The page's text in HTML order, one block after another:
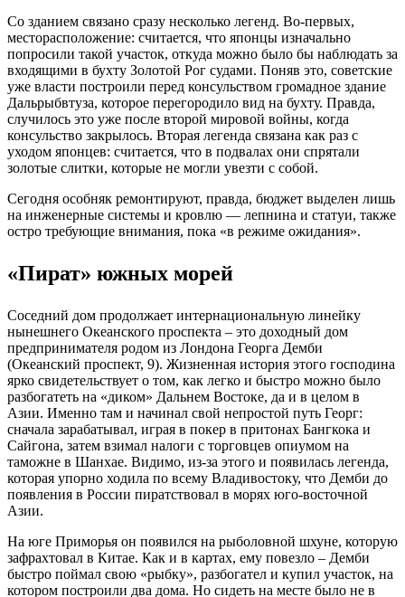
Со зданием связано сразу несколько легенд. Во-первых,
месторасположение: считается, что японцы изначально
попросили такой участок, откуда можно было бы наблюдать за
входящими в бухту Золотой Рог судами. Поняв это, советские
уже власти построили перед консульством громадное здание
Дальрыбвтуза, которое перегородило вид на бухту. Правда,
случилось это уже после второй мировой войны, когда
консульство закрылось. Вторая легенда связана как раз с
уходом японцев: считается, что в подвалах они спрятали
золотые слитки, которые не могли увезти с собой.
Сегодня особняк ремонтируют, правда, бюджет выделен лишь
на инженерные системы и кровлю — лепнина и статуи, также
остро требующие внимания, пока «в режиме ожидания».
«Пират» южных морей
Соседний дом продолжает интернациональную линейку
нынешнего Океанского проспекта – это доходный дом
предпринимателя родом из Лондона Георга Демби
(Океанский проспект, 9). Жизненная история этого господина
ярко свидетельствует о том, как легко и быстро можно было
разбогатеть на «диком» Дальнем Востоке, да и в целом в
Азии. Именно там и начинал свой непростой путь Георг:
сначала зарабатывал, играя в покер в притонах Бангкока и
Сайгона, затем взимал налоги с торговцев опиумом на
таможне в Шанхае. Видимо, из-за этого и появилась легенда,
которая упорно ходила по всему Владивостоку, что Демби до
появления в России пиратствовал в морях юго-восточной
Азии.
На юге Приморья он появился на рыболовной шхуне, которую
зафрахтовал в Китае. Как и в картах, ему повезло – Демби
быстро поймал свою «рыбку», разбогател и купил участок, на
котором построили два дома. Но сидеть на месте было не в